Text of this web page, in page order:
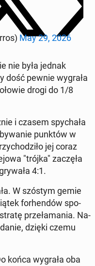
May 29, 2026
nie była jednak
dość pewnie wygrała
drogi do 1/8
i czasem spy­cha­ła
punktów w
jej coraz
"trójka" zaczęła
4:1.
W szóstym gemie
for­hen­dów spo­
prze­ła­ma­nia. Na­
dzięki czemu
końca wygrała oba